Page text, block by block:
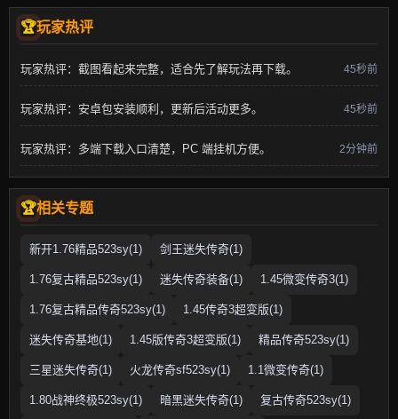
玩家热评
玩家热评：截图看起来完整，适合先了解玩法再下载。 45秒前
玩家热评：安卓包安装顺利，更新后活动更多。 45秒前
玩家热评：多端下载入口清楚，PC 端挂机方便。 2分钟前
相关专题
新开1.76精品523sy(1) 剑王迷失传奇(1)
1.76复古精品523sy(1) 迷失传奇装备(1) 1.45微变传奇3(1)
1.76复古精品传奇523sy(1) 1.45传奇3超变版(1)
迷失传奇基地(1) 1.45版传奇3超变版(1) 精品传奇523sy(1)
三星迷失传奇(1) 火龙传奇sf523sy(1) 1.1微变传奇(1)
1.80战神终极523sy(1) 暗黑迷失传奇(1) 复古传奇523sy(1)